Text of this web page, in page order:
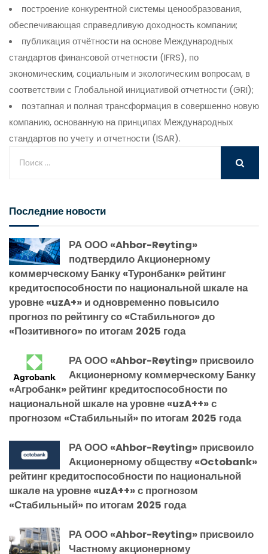
построение конкурентной системы ценообразования,
обеспечивающая справедливую доходность компании;
публикация отчётности на основе Международных
стандартов финансовой отчетности (IFRS), по
экономическим, социальным и экологическим вопросам, в
соответствии с Глобальной инициативой отчетности (GRI);
поэтапная и полная трансформация в совершенно новую
компанию, основанную на принципах Международных
стандартов по учету и отчетности (ISAR).
Последние новости
РА ООО «Ahbor-Reyting»
подтвердило Акционерному
коммерческому Банку «Туронбанк» рейтинг
кредитоспособности по национальной шкале на
уровне «uzA+» и одновременно повысило
прогноз по рейтингу со «Стабильного» до
«Позитивного» по итогам 2025 года
РА ООО «Ahbor-Reyting» присвоило
Акционерному коммерческому Банку
«Агробанк» рейтинг кредитоспособности по
национальной шкале на уровне «uzA++» с
прогнозом «Стабильный» по итогам 2025 года
РА ООО «Ahbor-Reyting» присвоило
Акционерному обществу «Octobank»
рейтинг кредитоспособности по национальной
шкале на уровне «uzA++» с прогнозом
«Стабильный» по итогам 2025 года
РА ООО «Ahbor-Reyting» присвоило
Частному акционерному